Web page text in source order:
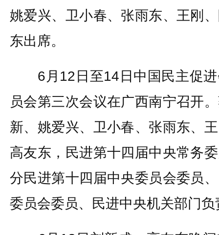
姚爱兴、卫小春、张雨东、王刚
东出席。
6月12日至14日中国民主促进
员会第三次会议在广西南宁召开
新、姚爱兴、卫小春、张雨东、
高友东，民进第十四届中央常务
分民进第十四届中央委员会委员
委员会委员、民进中央机关部门